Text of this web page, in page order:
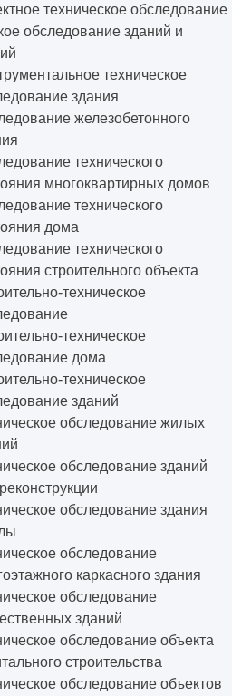
техническое обследование
обследование зданий и
техническое
здания
железобетонного
технического
многоквартирных домов
технического
дома
технического
строительного объекта
техническое
техническое
дома
техническое
зданий
обследование жилых
обследование зданий
обследование здания
обследование
каркасного здания
обследование
зданий
обследование объекта
строительства
обследование объектов